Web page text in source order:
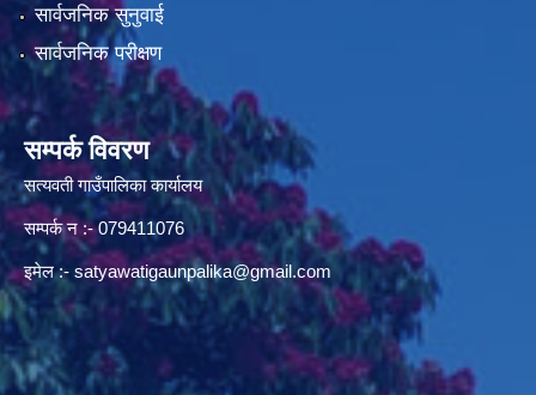
सार्वजनिक सुनुवाई
सार्वजनिक परीक्षण
सम्पर्क विवरण
सत्यवती गाउँपालिका कार्यालय
सम्पर्क न‌ :- 079411076
इमेल :- satyawatigaunpalika@gmail.com